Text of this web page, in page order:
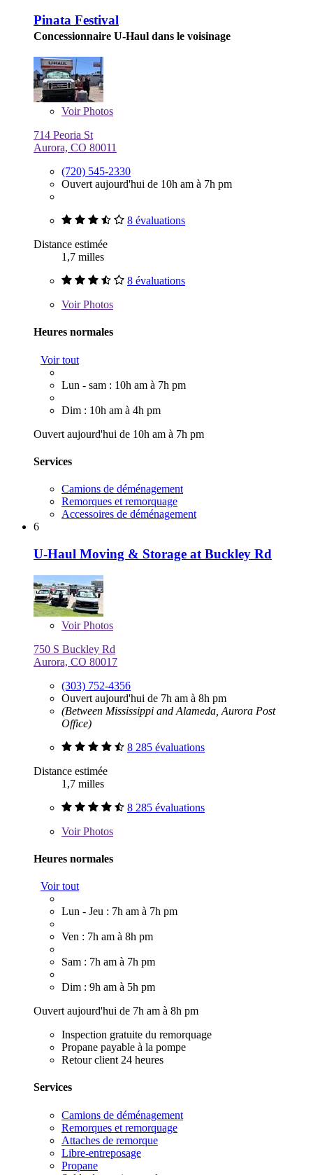
Pinata Festival
Concessionnaire U-Haul dans le voisinage
VoirPhotos
714 Peoria St
Aurora, CO 80011
(720) 545-2330
Ouvert aujourd'hui de 10h am à 7h pm
8 évaluations
Distance estimée
1,7 milles
8 évaluations
VoirPhotos
Heures normales
Voir tout
Lun - sam : 10h am à 7h pm
Dim : 10h am à 4h pm
Ouvert aujourd'hui de 10h am à 7h pm
Services
Camions de déménagement
Remorques et remorquage
Accessoires de déménagement
6
U-Haul Moving & Storage at Buckley Rd
VoirPhotos
750 S Buckley Rd
Aurora, CO 80017
(303) 752-4356
Ouvert aujourd'hui de 7h am à 8h pm
(Between Mississippi and Alameda, Aurora Post
Office)
8 285 évaluations
Distance estimée
1,7 milles
8 285 évaluations
VoirPhotos
Heures normales
Voir tout
Lun - Jeu : 7h am à 7h pm
Ven : 7h am à 8h pm
Sam : 7h am à 7h pm
Dim : 9h am à 5h pm
Ouvert aujourd'hui de 7h am à 8h pm
Inspection gratuite du remorquage
Propane payable à la pompe
Retour client 24 heures
Services
Camions de déménagement
Remorques et remorquage
Attaches de remorque
Libre-entreposage
Propane